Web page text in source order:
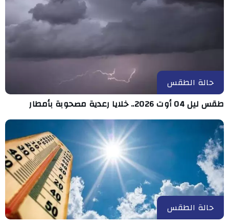
حالة الطقس
طقس ليل 04 أوت 2026.. خلايا رعدية مصحوبة بأمطار
حالة الطقس